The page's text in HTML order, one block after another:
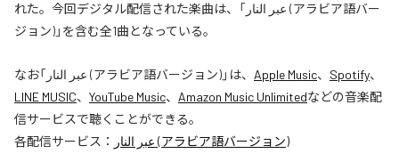
れた。今回デジタル配信された楽曲は、「عبر النار (アラビア語バー
ジョン)」を含む全1曲となっている。
なお「 عبر النار (アラビア語バージョン)」は、 Apple Music、 Spotify、
LINE MUSIC、 YouTube Music、 Amazon Music Unlimitedなどの音楽配
信サービスで聴くことができる。
各配信サービス：
عبر النار (アラビア語バージョン)